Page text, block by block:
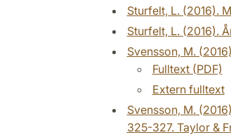
Sturfelt, L. (2016).
Sturfelt, L. (2016).
Svensson, M.
Fulltext (PDF)
Extern fulltext
Svensson, M.
325-327. Taylor &